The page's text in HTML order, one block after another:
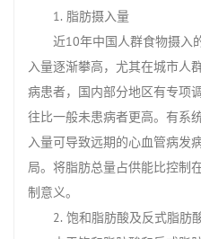
1. 脂肪摄入量
近10年中国人群食物摄入
入量逐渐攀高，尤其在城市人
病患者，国内部分地区有专项
往比一般未患病者更高。有系
入量可导致远期的心血管病发
局。将脂肪总量占供能比控制
制意义。
2. 饱和脂肪酸及反式脂肪